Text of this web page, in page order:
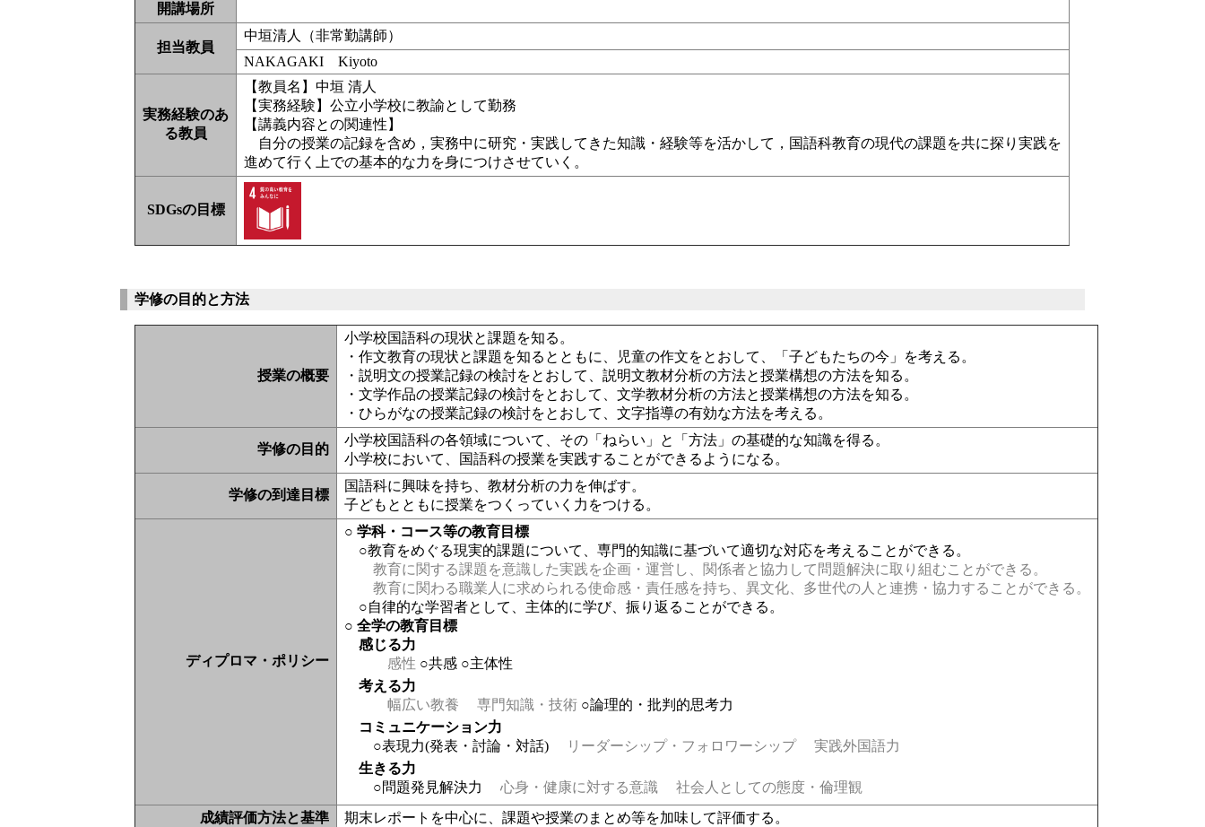
開講場所
担当教員
中垣清人（非常勤講師）
NAKAGAKI Kiyoto
実務経験のあ
る教員
【教員名】中垣 清人
【実務経験】公立小学校に教諭として勤務
【講義内容との関連性】
自分の授業の記録を含め，実務中に研究・実践してきた知識・経験等を活かして，国語科教育の現代の課題を共に探り実践を
進めて行く上での基本的な力を身につけさせていく。
SDGsの目標
学修の目的と方法
授業の概要
小学校国語科の現状と課題を知る。
・作文教育の現状と課題を知るとともに、児童の作文をとおして、「子どもたちの今」を考える。
・説明文の授業記録の検討をとおして、説明文教材分析の方法と授業構想の方法を知る。
・文学作品の授業記録の検討をとおして、文学教材分析の方法と授業構想の方法を知る。
・ひらがなの授業記録の検討をとおして、文字指導の有効な方法を考える。
学修の目的
小学校国語科の各領域について、その「ねらい」と「方法」の基礎的な知識を得る。
小学校において、国語科の授業を実践することができるようになる。
学修の到達目標
国語科に興味を持ち、教材分析の力を伸ばす。
子どもとともに授業をつくっていく力をつける。
ディプロマ・ポリシー
○ 学科・コース等の教育目標
○教育をめぐる現実的課題について、専門的知識に基づいて適切な対応を考えることができる。
教育に関する課題を意識した実践を企画・運営し、関係者と協力して問題解決に取り組むことができる。
教育に関わる職業人に求められる使命感・責任感を持ち、異文化、多世代の人と連携・協力することができる。
○自律的な学習者として、主体的に学び、振り返ることができる。
○ 全学の教育目標
感じる力
感性 ○共感 ○主体性
考える力
幅広い教養
専門知識・技術 ○論理的・批判的思考力
コミュニケーション力
○表現力(発表・討論・対話)
リーダーシップ・フォロワーシップ
実践外国語力
生きる力
○問題発見解決力
心身・健康に対する意識
社会人としての態度・倫理観
成績評価方法と基準
期末レポートを中心に、課題や授業のまとめ等を加味して評価する。